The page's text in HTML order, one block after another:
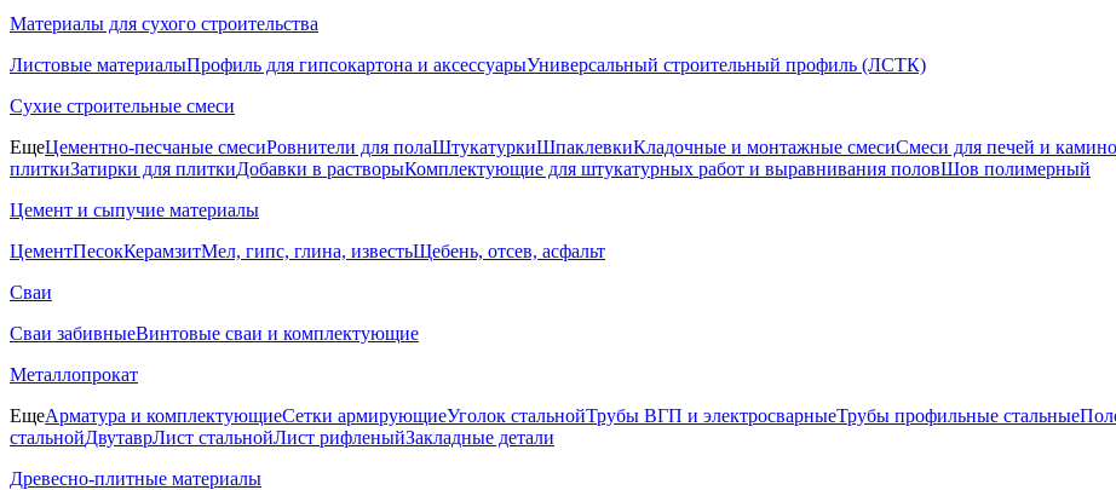
Материалы для сухого строительства
Листовые материалыПрофиль для гипсокартона и аксессуарыУниверсальный строительный профиль (ЛСТК)
Сухие строительные смеси
ЕщеЦементно-песчаные смесиРовнители для полаШтукатуркиШпаклевкиКладочные и монтажные смесиСмеси для печей и
плиткиЗатирки для плиткиДобавки в растворыКомплектующие для штукатурных работ и выравнивания половШов полимерный
Цемент и сыпучие материалы
ЦементПесокКерамзитМел, гипс, глина, известьЩебень, отсев, асфальт
Сваи
Сваи забивныеВинтовые сваи и комплектующие
Металлопрокат
ЕщеАрматура и комплектующиеСетки армирующиеУголок стальнойТрубы ВГП и электросварныеТрубы профильные стальные
стальнойДвутаврЛист стальнойЛист рифленыйЗакладные детали
Древесно-плитные материалы